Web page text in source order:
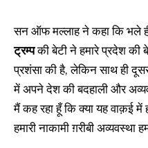
सन ऑफ मल्लाह ने कहा कि भले
ट्रम्पकी बेटी ने हमारे प्रदेश की
प्रशंसा की है, लेकिन साथ ही
में अपने देश की बदहाली और
मैं कह रहा हूँ कि क्या यह वाक़ई में
हमारी नाकामी ग़रीबी अव्यवस्था